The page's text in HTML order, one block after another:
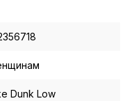
Dunk Low